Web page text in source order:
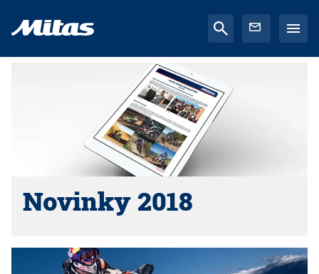
Novinky 2018